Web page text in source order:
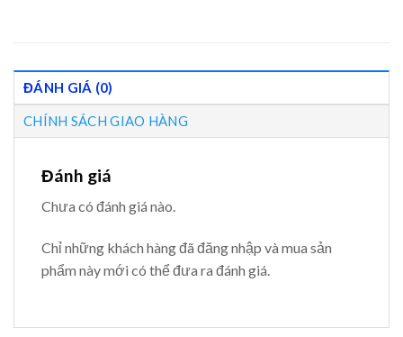
ĐÁNH GIÁ (0)
CHÍNH SÁCH GIAO HÀNG
Đánh giá
Chưa có đánh giá nào.
Chỉ những khách hàng đã đăng nhập và mua sản
phẩm này mới có thể đưa ra đánh giá.